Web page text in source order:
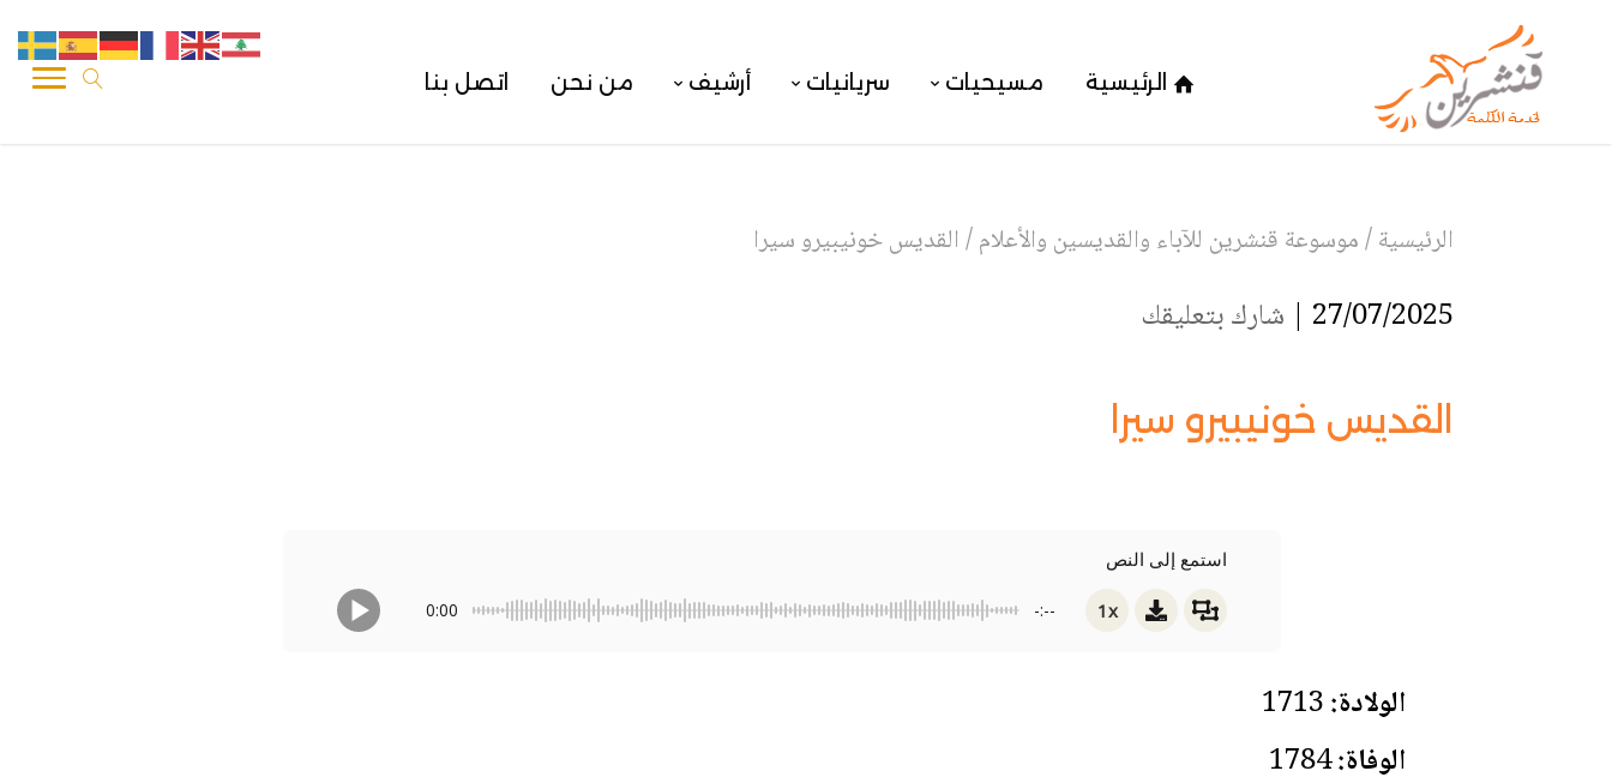
الرئيسية مسيحيات سريانيات أرشيف من نحن اتصل بنا
الرئيسية/موسوعة قنشرين للآباء والقديسين والأعلام/القديس خونيبيرو سيرا
27/07/2025 | شارك بتعليقك
القديس خونيبيرو سيرا
استمع إلى النص
0:00 -:-- 1x
الولادة:
الوفاة:1784